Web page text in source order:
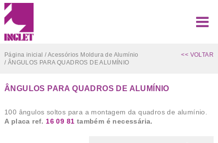
Página inicial / Acessórios Moldura de Alumínio
/ ÂNGULOS PARA QUADROS DE ALUMÍNIO
<< VOLTAR
ÂNGULOS PARA QUADROS DE ALUMÍNIO
100 ângulos soltos para a montagem da quadros de alumínio.
A placa ref. 16 09 81 também é necessária.